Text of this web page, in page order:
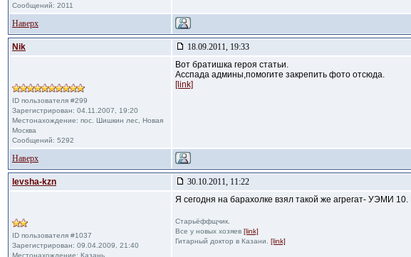
Сообщений: 2011
Наверх
Nik 18.09.2011, 19:33
ID пользователя #299
Зарегистрирован: 04.11.2007, 19:20
Местонахождение: пос. Шишкин лес, Новая
Москва
Сообщений: 5292
Вот братишка героя статьи.
Асспада админы,помогите закрепить фото отсюда.
[link]
Наверх
levsha-kzn 30.10.2011, 11:22
ID пользователя #1037
Зарегистрирован: 09.04.2009, 21:40
Местонахождение: Казань
Я сегодня на барахолке взял такой же агрегат- УЭМИ
Старьёффщчик.
Все у новых хозяев [link]
Гитарный доктор в Казани. [link]